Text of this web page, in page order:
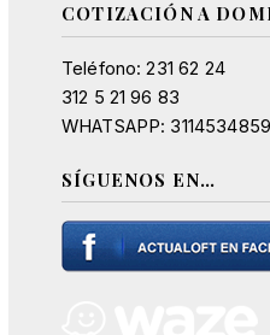
COTIZACIÓN A
Teléfono: 231 62 24
312 5 21 96 83
WHATSAPP: 3114534859
SÍGUENOS EN…